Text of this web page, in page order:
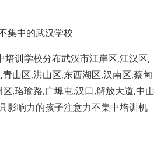
培训学校分布武汉市江岸区,江汉区,
山区,洪山区,东西湖区,汉南区,蔡甸
,珞瑜路,广埠屯,汉口,解放大道,中山
影响力的孩子注意力不集中培训机